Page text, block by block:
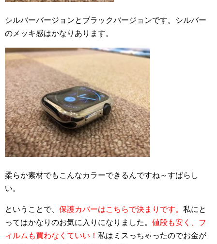
シルバーバージョンとブラックバージョンです。シルバー
のメッキ感はかなりあります。
柔らか素材でもこんなカラーできるんですね～すばらし
い。
ということで、 保護カバーはこちらで決まりです。 私にと
ってはかなりのお気に入りになりました。 値段も安く、フ
ィルムも買わなくていい！ 私はミスっちゃったのでお金が